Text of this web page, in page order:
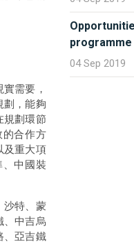
需要，
劃，能夠
規劃環節
的合作方
及重大項
中國裝
沙特、蒙
、中吉烏
、亞吉鐵
programme
04 Sep 2019